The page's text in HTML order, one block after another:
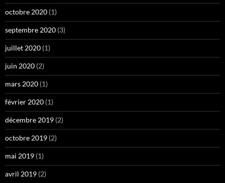
octobre 2020 (1)
septembre 2020 (3)
juillet 2020 (1)
juin 2020 (2)
mars 2020 (1)
février 2020 (1)
décembre 2019 (2)
octobre 2019 (2)
mai 2019 (1)
avril 2019 (2)